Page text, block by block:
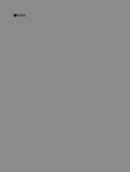
Gehe zu Element 1
Gehe zu Element 2
Gehe zu Element 3
Gehe zu Element 4